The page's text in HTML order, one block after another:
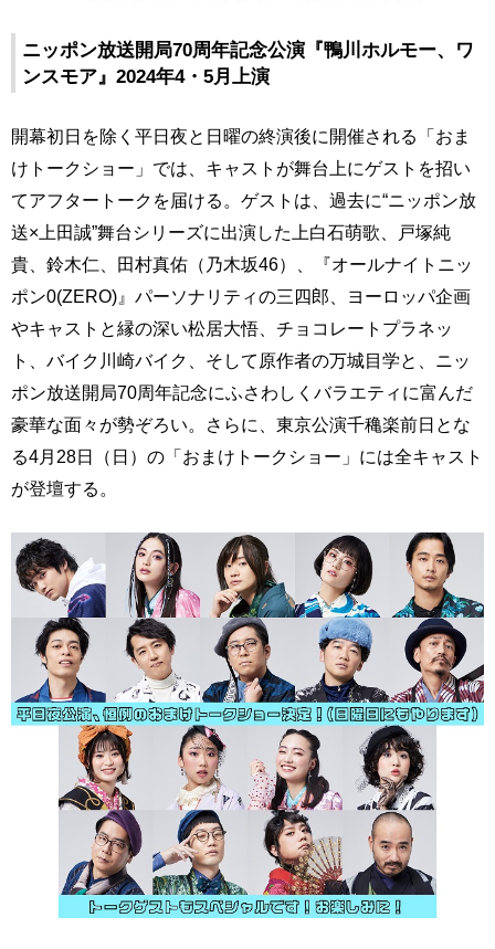
ニッポン放送開局70周年記念公演『鴨川ホルモー、ワ
ンスモア』2024年4・5月上演
開幕初日を除く平日夜と日曜の終演後に開催される「おま
けトークショー」では、キャストが舞台上にゲストを招い
てアフタートークを届ける。ゲストは、過去に“ニッポン放
送×上田誠”舞台シリーズに出演した上白石萌歌、戸塚純
貴、鈴木仁、田村真佑（乃木坂46）、『オールナイトニッ
ポン0(ZERO)』パーソナリティの三四郎、ヨーロッパ企画
やキャストと縁の深い松居大悟、チョコレートプラネッ
ト、バイク川崎バイク、そして原作者の万城目学と、ニッ
ポン放送開局70周年記念にふさわしくバラエティに富んだ
豪華な面々が勢ぞろい。さらに、東京公演千穐楽前日とな
る4月28日（日）の「おまけトークショー」には全キャスト
が登壇する。